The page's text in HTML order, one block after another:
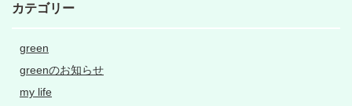
カテゴリー
green
greenのお知らせ
my life